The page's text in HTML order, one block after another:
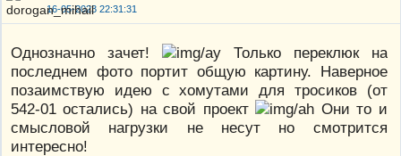
16-05-2023 22:31:31
Однозначно зачет!
Только переклюк на
последнем фото портит общую картину. Наверное
позаимствую идею с хомутами для тросиков (от
542-01 остались) на свой проект
Они то и
смысловой нагрузки не несут но смотрится
интересно!